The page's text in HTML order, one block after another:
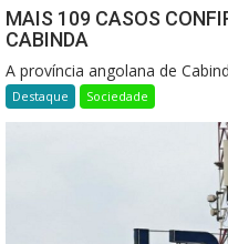
MAIS 109 CASOS
CABINDA
A província angolana de
Destaque Sociedade